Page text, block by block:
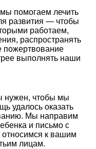
помогаем лечить
развития — чтобы
работаем,
распространять
пожертвование
выполнять наши
нужен, чтобы мы
удалось оказать
Мы направим
и письмо с
к вашим
лицам.